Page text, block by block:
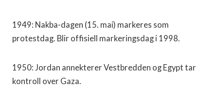
1949: Nakba-dagen (15. mai) markeres som
protestdag. Blir offisiell markeringsdag i 1998.
1950: Jordan annekterer Vestbredden og Egypt tar
kontroll over Gaza.